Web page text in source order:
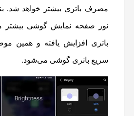
مصرف باتری بیشتر خواهد شد.
نور صفحه نمایش گوشی
باتری افزایش یافته و همین
سریع باتری گوشی می‌شود.